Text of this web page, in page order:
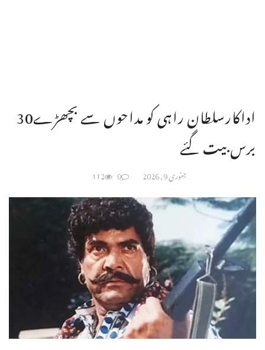
اداکارسلطان راہی کو مداحوں سے بچھڑے30
برس بیت گئے
جنوری 9, 2026 0
112